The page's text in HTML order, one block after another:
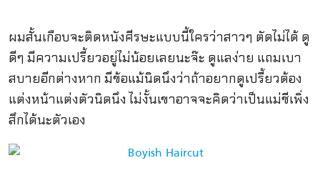
ผมสั้นเกือบจะติดหนังศีรษะแบบนี้ใครว่าสาวๆ ตัดไม่ได้ ดู
ดีๆ มีความเปรี้ยวอยู่ไม่น้อยเลยนะจ๊ะ ดูแลง่าย แถมเบา
สบายอีกต่างหาก มีข้อแม้นิดนึงว่าถ้าอยากดูเปรี้ยวต้อง
แต่งหน้าแต่งตัวนิดนึง ไม่งั้นเขาอาจจะคิดว่าเป็นแม่ชีเพิ่ง
สึกได้นะตัวเอง